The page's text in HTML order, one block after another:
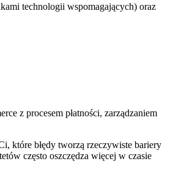
technologii wspomagających) oraz
z procesem płatności, zarządzaniem
które błędy tworzą rzeczywiste bariery
często oszczędza więcej w czasie